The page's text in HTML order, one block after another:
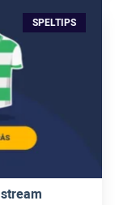
SPELTIPS